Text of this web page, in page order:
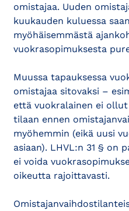
omistajaa. Uuden
kuukauden kuluessa
myöhäisemmästä
vuokrasopimuksesta
Muussa tapauksessa
omistajaa sitovaksi –
että vuokralainen ei
tilaan ennen
myöhemmin (eikä uusi
asiaan). LHVL:n 31 § on
ei voida
oikeutta rajoittavasti.